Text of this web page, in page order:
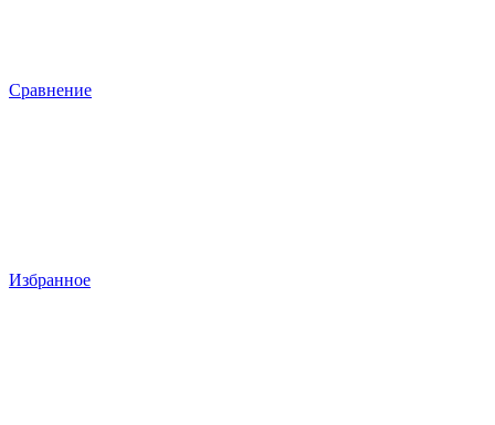
Сравнение
Избранное